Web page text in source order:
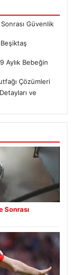
Güvenlik
Aylık Bebeğin
Çözümleri
ve
Sonrası